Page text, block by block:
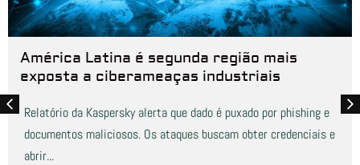
América Latina é segunda região mais
exposta a ciberameaças industriais
Relatório da Kaspersky alerta que dado é puxado por phishing e
documentos maliciosos. Os ataques buscam obter credenciais e
abrir...